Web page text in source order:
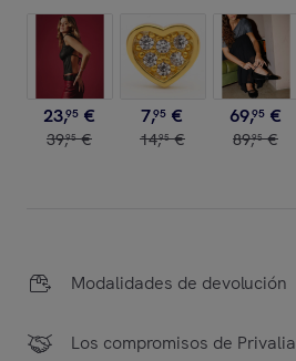
23,95 €
39,95 €
7,95 €
14,95 €
69,95 €
89,95 €
Modalidades de devolución
Los compromisos de Privalia